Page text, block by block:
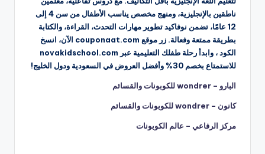
ناطقين بالإنجليزية، ومنهج مخصص يناسب الأطفال من سن 4 إلى
12 عامًا، تضمن نوفاكيد تطوير مهارات التحدث، القراءة، والكتابة
بطريقة ممتعة وفعالة. زر موقع couponaat.com الآن، انسخ
الكود ، وابدأ رحلة طفلك التعليمية عبر novakidschool.com
للاستمتاع بخصم 30% وأفضل العروض في السعودية ودول الخليج!
البارو – wondrer للكوبونات والقسائم
كانون – wondrer للكوبونات والقسائم
مركز الرفاعي – عالم الكوبونات